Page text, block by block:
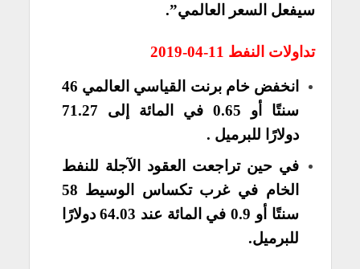
سيفعل السعر العالمي”.
تداولات النفط 11-04-2019
انخفض خام برنت القياسي العالمي 46
سنتًا أو 0.65 في المائة إلى 71.27
دولارًا للبرميل .
في حين تراجعت العقود الآجلة للنفط
الخام في غرب تكساس الوسيط 58
سنتًا أو 0.9 في المائة عند 64.03 دولارًا
للبرميل.